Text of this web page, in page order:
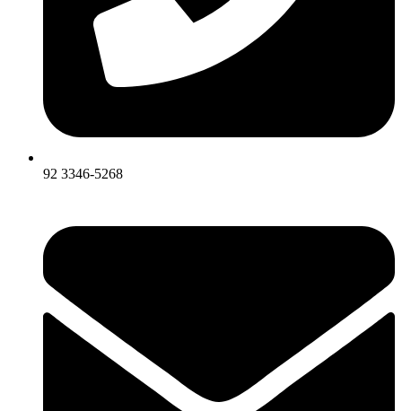
92 3346-5268